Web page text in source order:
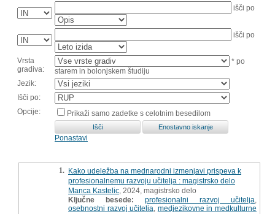
išči po
išči po
Vrsta
gradiva:
* po
starem in bolonjskem študiju
Jezik:
Išči po:
Opcije:
Prikaži samo zadetke s celotnim besedilom
Ponastavi
1. Kako udeležba na mednarodni izmenjavi prispeva k
profesionalnemu razvoju učitelja : magistrsko delo
Manca Kastelic , 2024, magistrsko delo
Ključne besede:
profesionalni razvoj učitelja
osebnostni razvoj učitelja medjezikovne in medkulturne